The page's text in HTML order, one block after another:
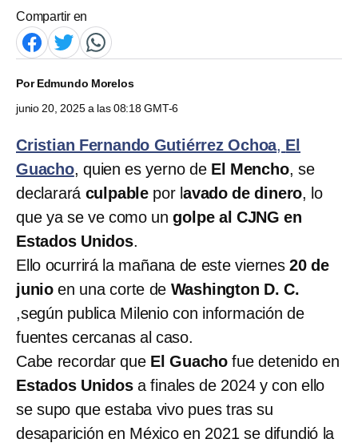
Compartir en
PorEdmundo Morelos
junio 20, 2025 a las 08:18 GMT-6
Cristian Fernando Gutiérrez Ochoa, El
Guacho, quien es yerno deEl Mencho, se
declarará culpable por lavado de dinero, lo
que ya se ve como ungolpe al CJNG en
Estados Unidos.
Ello ocurrirá la mañana de este viernes20 de
junioen una corte de Washington D. C.
,según publica Milenio con información de
fuentes cercanas al caso.
Cabe recordar que El Guachofue detenido en
Estados Unidosa finales de 2024 y con ello
se supo que estaba vivo pues tras su
desaparición en México en 2021 se difundió la